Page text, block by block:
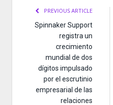
PREVIOUS ARTICLE
Spinnaker Support
registra un
crecimiento
mundial de dos
dígitos impulsado
por el escrutinio
empresarial de las
relaciones